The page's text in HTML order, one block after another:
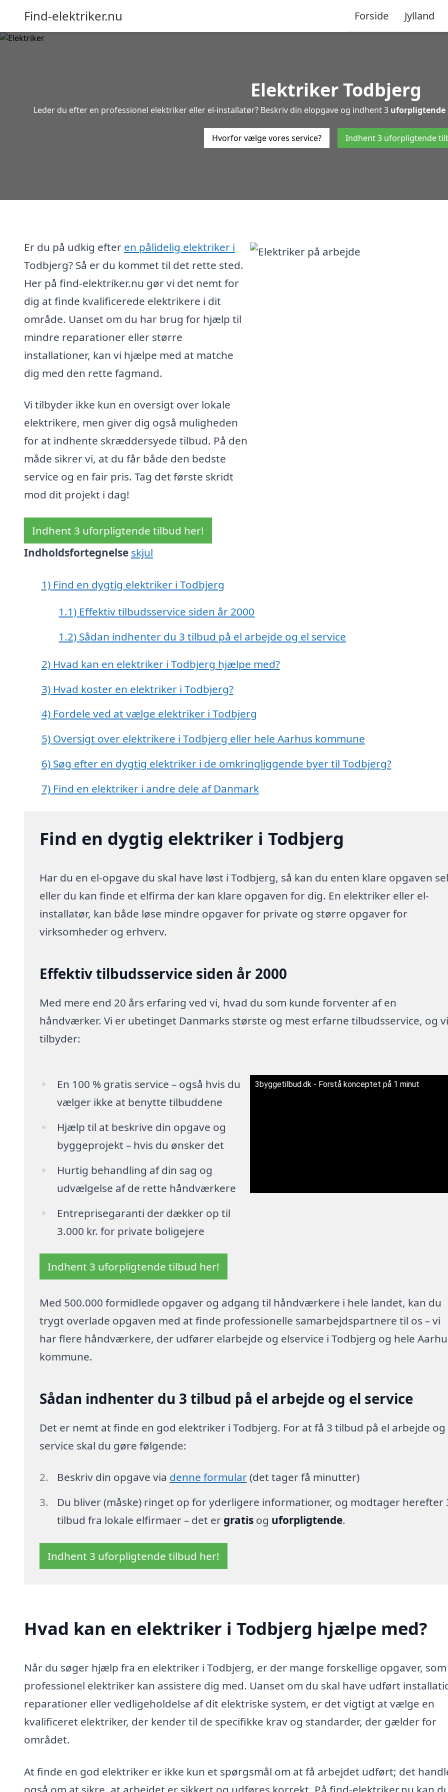
Find-elektriker.nu Forside Jylland
Elektriker Todbjerg
Leder du efter en professionel elektriker eller el-installatør? Beskriv din elopgave og indhent 3 uforpligtende
Hvorfor vælge vores service? Indhent 3 uforpligtende
Er du på udkig efter en pålidelig elektriker i
Todbjerg? Så er du kommet til det rette sted.
Her på find-elektriker.nu gør vi det nemt for
dig at finde kvalificerede elektrikere i dit
område. Uanset om du har brug for hjælp til
mindre reparationer eller større
installationer, kan vi hjælpe med at matche
dig med den rette fagmand.
Vi tilbyder ikke kun en oversigt over lokale
elektrikere, men giver dig også muligheden
for at indhente skræddersyede tilbud. På den
måde sikrer vi, at du får både den bedste
service og en fair pris. Tag det første skridt
mod dit projekt i dag!
Indhent 3 uforpligtende tilbud her!
Indholdsfortegnelse skjul
1) Find en dygtig elektriker i Todbjerg
1.1) Effektiv tilbudsservice siden år 2000
1.2) Sådan indhenter du 3 tilbud på el arbejde og el service
2) Hvad kan en elektriker i Todbjerg hjælpe med?
3) Hvad koster en elektriker i Todbjerg?
4) Fordele ved at vælge elektriker i Todbjerg
5) Oversigt over elektrikere i Todbjerg eller hele Aarhus kommune
6) Søg efter en dygtig elektriker i de omkringliggende byer til Todbjerg?
7) Find en elektriker i andre dele af Danmark
Find en dygtig elektriker i Todbjerg
Har du en el-opgave du skal have løst i Todbjerg, så kan du enten klare opgaven
eller du kan finde et elfirma der kan klare opgaven for dig. En elektriker eller el-
installatør, kan både løse mindre opgaver for private og større opgaver for
virksomheder og erhverv.
Effektiv tilbudsservice siden år 2000
Med mere end 20 års erfaring ved vi, hvad du som kunde forventer af en
håndværker. Vi er ubetinget Danmarks største og mest erfarne tilbudsservice, og
tilbyder:
En 100 % gratis service – også hvis du
vælger ikke at benytte tilbuddene
Hjælp til at beskrive din opgave og
byggeprojekt – hvis du ønsker det
Hurtig behandling af din sag og
udvælgelse af de rette håndværkere
Entreprisegaranti der dækker op til
3.000 kr. for private boligejere
3byggetilbud.dk - Forstå konceptet på 1 minut
Indhent 3 uforpligtende tilbud her!
Med 500.000 formidlede opgaver og adgang til håndværkere i hele landet, kan du
trygt overlade opgaven med at finde professionelle samarbejdspartnere til os – vi
har flere håndværkere, der udfører elarbejde og elservice i Todbjerg og hele
kommune.
Sådan indhenter du 3 tilbud på el arbejde og el service
Det er nemt at finde en god elektriker i Todbjerg. For at få 3 tilbud på el arbejde og
service skal du gøre følgende:
Beskriv din opgave via denne formular(det tager få minutter)
Du bliver (måske) ringet op for yderligere informationer, og modtager herefter
tilbud fra lokale elfirmaer – det er gratisog uforpligtende.
Indhent 3 uforpligtende tilbud her!
Hvad kan en elektriker i Todbjerg hjælpe med?
Når du søger hjælp fra en elektriker i Todbjerg, er der mange forskellige opgaver,
professionel elektriker kan assistere dig med. Uanset om du skal have udført
reparationer eller vedligeholdelse af dit elektriske system, er det vigtigt at vælge en
kvalificeret elektriker, der kender til de specifikke krav og standarder, der gælder for
området.
At finde en god elektriker er ikke kun et spørgsmål om at få arbejdet udført; det